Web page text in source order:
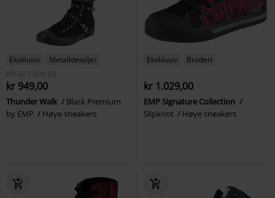
Eksklusiv
Metalldetaljer
KPI
kr 1.099,00
kr 949,00
Thunder Walk
Black Premium
by EMP
Høye sneakers
Eksklusiv Broderi
kr 1.029,00
EMP Signature Collection
Slipknot
Høye sneakers